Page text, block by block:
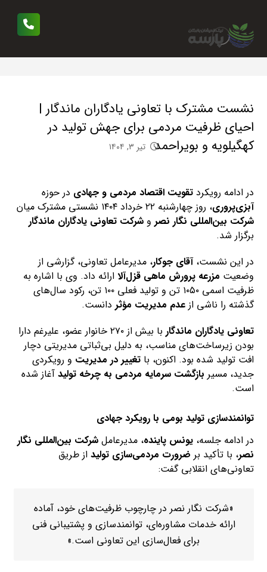
نشست مشترک با تعاونی یادگاران ماندگار |
احیای ظرفیت مردمی برای جهش تولید در
کهگیلویه و بویراحمد
تیر ۳, ۱۴۰۴
در ادامه رویکردتقویت اقتصاد مردمی و جهادی در حوزه
آبزی‌پروری، روز چهارشنبه ۲۲ خرداد ۱۴۰۴ نشستی مشترک میان
شرکت بین‌المللی نگار نصر وشرکت تعاونی یادگاران ماندگار
برگزار شد.
در این نشست،آقای جوکار، مدیرعامل تعاونی، گزارشی از
وضعیت مزرعه پرورش ماهی قزل‌آلا ارائه داد. وی با اشاره به
ظرفیت اسمی ۱۰۵۰ تن و تولید فعلی ۱۰۰ تن، رکود سال‌های
گذشته را ناشی ازعدم مدیریت مؤثر دانست.
تعاونی یادگاران ماندگار
با بیش از ۲۷۰ خانوار عضو، علیرغم دارا
بودن زیرساخت‌های مناسب، به دلیل بی‌ثباتی مدیریتی دچار
افت تولید شده بود. اکنون، باتغییر در مدیریت و رویکردی
جدید، مسیر بازگشت سرمایه مردمی به چرخه تولید آغاز شده
است.
توانمندسازی تولید بومی با رویکرد جهادی
در ادامه جلسه،یونس پاینده، مدیرعاملشرکت بین‌المللی نگار
نصر، با تأکید بر ضرورت مردمی‌سازی تولید از طریق
تعاونی‌های انقلابی گفت:
«شرکت نگار نصر در چارچوب ظرفیت‌های خود، آماده
ارائه خدمات مشاوره‌ای، توانمندسازی و پشتیبانی فنی
برای فعال‌سازی این تعاونی است.»